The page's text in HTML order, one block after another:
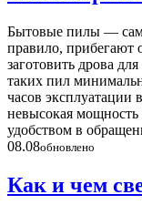
Бытовые пилы —
правило, прибегают
заготовить дрова
таких пил
часов эксплуатации
невысокая мощность
удобством в
08.08обновлено
Как и чем